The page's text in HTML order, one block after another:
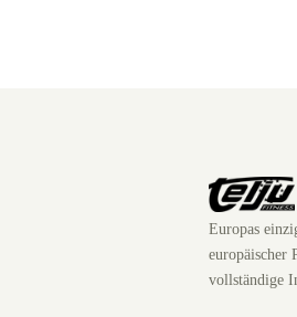
Europas
europäischer
vollständige